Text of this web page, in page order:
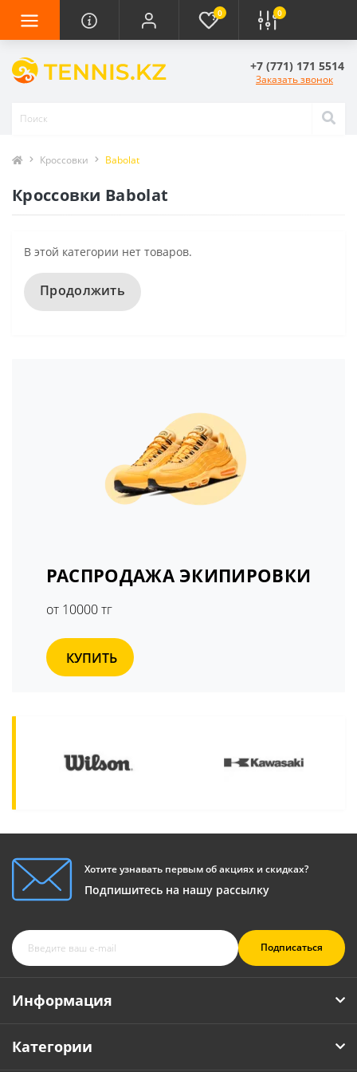
0 0
+7 (771) 171 5514
Заказать звонок
Кроссовки Babolat
Кроссовки Babolat
В этой категории нет товаров.
Продолжить
РАСПРОДАЖА ЭКИПИРОВКИ
от 10000 тг
КУПИТЬ
Хотите узнавать первым об акциях и скидках?
Подпишитесь на нашу рассылку
Подписаться
Информация
Категории